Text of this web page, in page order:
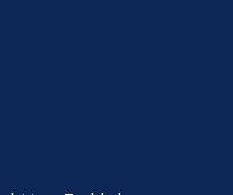
de respecter
tôt (avant le lever
la mesure du
et grignoter
eux pendant la journée
sacré de Ramadan,
la courtoisie
tôt (avant le
dans la mesure du